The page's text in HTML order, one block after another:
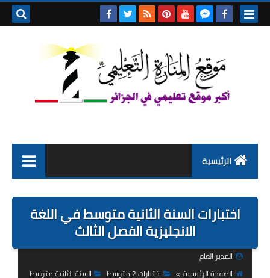
الرئيسية
التربية التحضيرية
السنة الاولى ابتدائي
السنة الثانية ابتدائي
اختبارات السنة الثانية متوسط في اللغة
الانجليزية الفصل الثالث
المدير العام
الصفحة الرئيسية
اختبارات 2 متوسط
السنة الثانية متوسط